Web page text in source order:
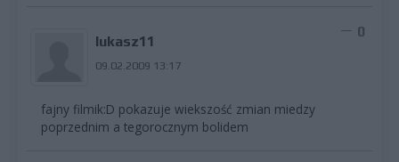
lukasz11
09.02.2009 13:17
0
fajny filmik:D pokazuje wiekszość zmian miedzy
poprzednim a tegorocznym bolidem